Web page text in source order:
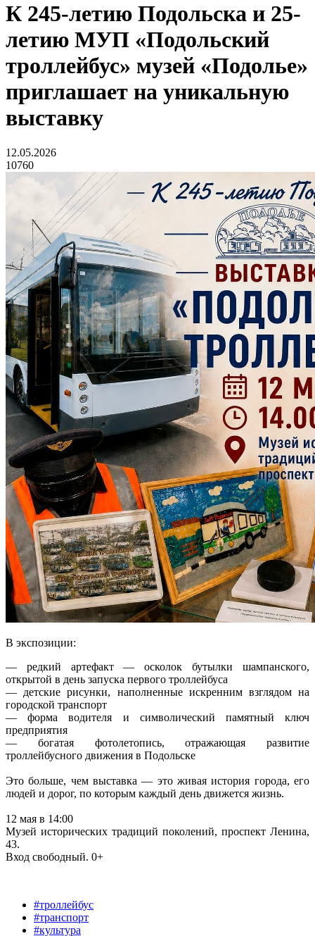
К 245-летию Подольска и 25-
летию МУП «Подольский
троллейбус» музей «Подолье»
приглашает на уникальную
выставку
12.05.2026
10760
В экспозиции:
— редкий артефакт — осколок бутылки шампанского,
открытой в день запуска первого троллейбуса
— детские рисунки, наполненные искренним взглядом на
городской транспорт
— форма водителя и символический памятный ключ
предприятия
— богатая фотолетопись, отражающая развитие
троллейбусного движения в Подольске
Это больше, чем выставка — это живая история города, его
людей и дорог, по которым каждый день движется жизнь.
12 мая в 14:00
Музей исторических традиций поколений, проспект Ленина,
43.
Вход свободный. 0+
#троллейбус
#транспорт
#культура